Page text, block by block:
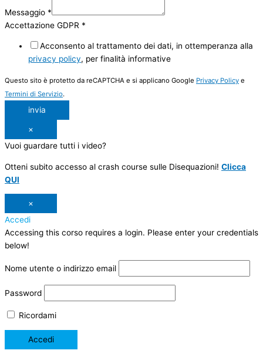
Messaggio *
Accettazione GDPR *
Acconsento al trattamento dei dati, in ottemperanza alla
privacy policy, per finalità informative
Questo sito è protetto da reCAPTCHA e si applicano Google Privacy Policy e
Termini di Servizio.
invia
×
Vuoi guardare tutti i video?
Otteni subito accesso al crash course sulle Disequazioni! Clicca
QUI
×
Accedi
Accessing this corso requires a login. Please enter your credentials
below!
Nome utente o indirizzo email
Password
Ricordami